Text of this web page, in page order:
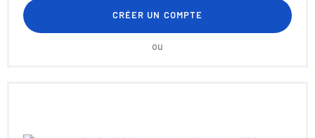
CRÉER UN COMPTE
ou